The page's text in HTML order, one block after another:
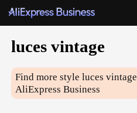
luces vintage
Find more styleluces vintage
AliExpress Business